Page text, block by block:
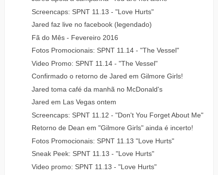
Screencaps: SPNT 11.13 - "Love Hurts"
Jared faz live no facebook (legendado)
Fã do Mês - Fevereiro 2016
Fotos Promocionais: SPNT 11.14 - "The Vessel"
Video Promo: SPNT 11.14 - "The Vessel"
Confirmado o retorno de Jared em Gilmore Girls!
Jared toma café da manhã no McDonald's
Jared em Las Vegas ontem
Screencaps: SPNT 11.12 - "Don't You Forget About Me"
Retorno de Dean em "Gilmore Girls" ainda é incerto!
Fotos Promocionais: SPNT 11.13 "Love Hurts"
Sneak Peek: SPNT 11.13 - "Love Hurts"
Video promo: SPNT 11.13 - "Love Hurts"